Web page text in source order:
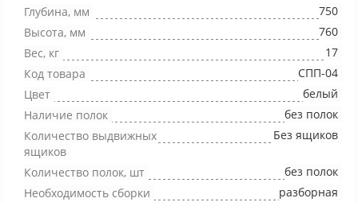
Глубина, мм
750
Высота, мм
760
Вес, кг
17
Код товара
СПП-04
Цвет
белый
Наличие полок
без полок
Количество выдвижных
ящиков
Без ящиков
Количество полок, шт
без полок
Необходимость сборки
разборная